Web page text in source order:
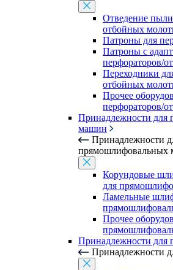
Отведение
отбойных
Патроны для
Патроны с
перфораторов/
Переходники
отбойных
Прочее
перфораторов/
Принадлежности для
машин
Принадлежности
прямошлифовальных
Корундовые
для
Ламельные
Прочее
Принадлежности для
Принадлежности